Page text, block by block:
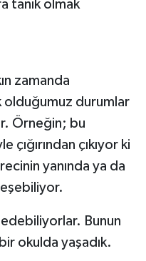
tanık olmak
zamanda
olduğumuz durumlar
Örneğin; bu
çığırından çıkıyor ki
yanında ya da
Bunun
okulda yaşadık.